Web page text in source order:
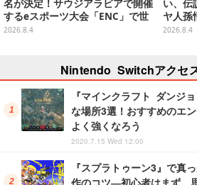
名が決定！サウジアラビアで開催
するeスポーツ大会「ENC」で世
界に挑む
2026.8.4
い、伝
ヤ人孫
ズ展開
雲」
2026.8.4
Nintendo Switchアクセ
『マインクラフト ダンジ
な場所3選！おすすめのエ
よく強くなろう
2020.7.15 Wed 12:00
『スプラトゥーン3』で真
作のコツ―初心者はまず、